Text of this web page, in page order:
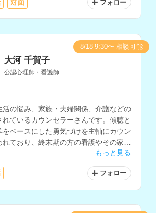
対面 フォロー
大河 千賀子
公認心理師・看護師
活の悩み、家族・夫婦関係、介護などの
ているカウンセラーさんです。傾聴と
をベースにした勇気づけを主軸にカウン
ており、終末期の方の看護やその家族
もっと見る
フォロー
8/18 9:30〜 相談可能